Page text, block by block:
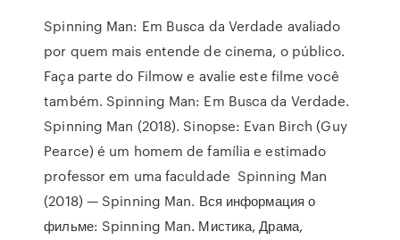
Spinning Man: Em Busca da Verdade avaliado
por quem mais entende de cinema, o público.
Faça parte do Filmow e avalie este filme você
também. Spinning Man: Em Busca da Verdade.
Spinning Man (2018). Sinopse: Evan Birch (Guy
Pearce) é um homem de família e estimado
professor em uma faculdade Spinning Man
(2018) — Spinning Man. Вся информация о
фильме: Spinning Man. Мистика, Драма,